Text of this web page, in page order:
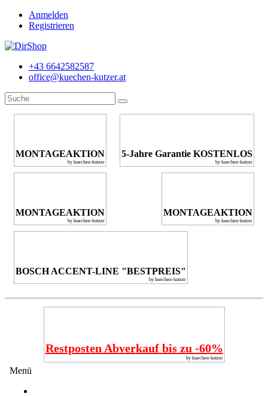
Anmelden
Registrieren
+43 6642582587
office@kuechen-kutzer.at
MONTAGEAKTION
by kuechen-kutzer
5-Jahre Garantie KOSTENLOS
by kuechen-kutzer
MONTAGEAKTION
by kuechen-kutzer
MONTAGEAKTION
by kuechen-kutzer
BOSCH ACCENT-LINE "BESTPREIS"
by kuechen-kutzer
Restposten Abverkauf bis zu -60%
by kuechen-kutzer
Menü